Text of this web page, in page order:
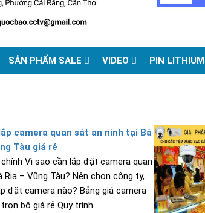
SẢN PHẨM SALE VIDEO PIN LITHIUM
camera quan sát an ninh tại Bà
Tàu giá rẻ
Vì sao cần lắp đặt camera quan
Rịa – Vũng Tàu? Nên chọn công ty,
đặt camera nào? Bảng giá camera
bộ giá rẻ Quy trình...